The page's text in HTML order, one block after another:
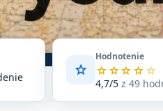
star
Hodnotenie
star star star star star
4,7/5z 49
Priemerné
hodnotenie